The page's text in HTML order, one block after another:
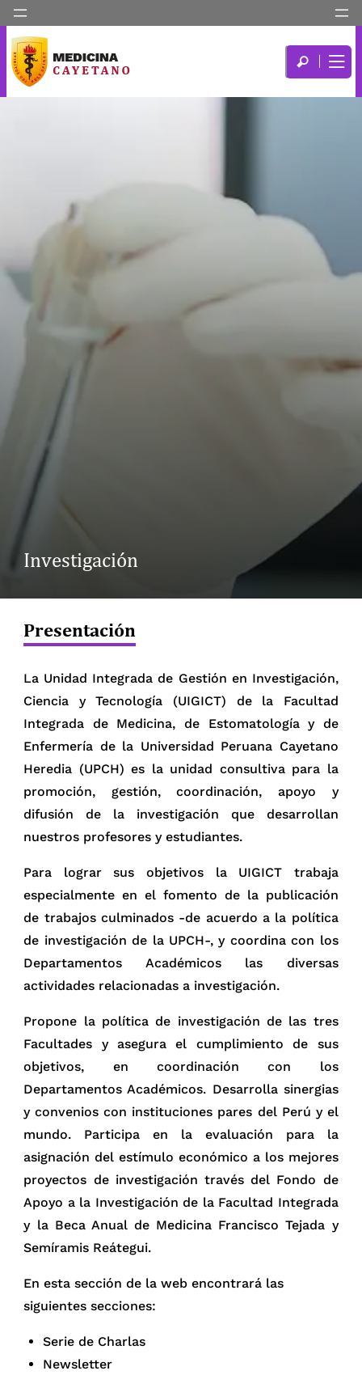
Investigación
Presentación
La Unidad Integrada de Gestión en Investigación,
Ciencia y Tecnología (UIGICT) de la Facultad
Integrada de Medicina, de Estomatología y de
Enfermería de la Universidad Peruana Cayetano
Heredia (UPCH) es la unidad consultiva para la
promoción, gestión, coordinación, apoyo y
difusión de la investigación que desarrollan
nuestros profesores y estudiantes.
Para lograr sus objetivos la UIGICT trabaja
especialmente en el fomento de la publicación
de trabajos culminados -de acuerdo a la política
de investigación de la UPCH-, y coordina con los
Departamentos Académicos las diversas
actividades relacionadas a investigación.
Propone la política de investigación de las tres
Facultades y asegura el cumplimiento de sus
objetivos, en coordinación con los
Departamentos Académicos. Desarrolla sinergias
y convenios con instituciones pares del Perú y el
mundo. Participa en la evaluación para la
asignación del estímulo económico a los mejores
proyectos de investigación través del Fondo de
Apoyo a la Investigación de la Facultad Integrada
y la Beca Anual de Medicina Francisco Tejada y
Semíramis Reátegui.
En esta sección de la web encontrará las
siguientes secciones:
Serie de Charlas
Newsletter